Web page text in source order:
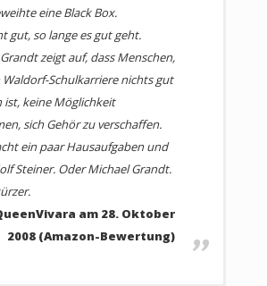
eine Black Box.
gut, so lange es gut geht.
zeigt auf, dass Menschen,
Schulkarriere nichts gut
ist, keine Möglichkeit
sich Gehör zu verschaffen.
ein paar Hausaufgaben und
Steiner. Oder Michael Grandt.
am 28. Oktober
2008 (Amazon-Bewertung)